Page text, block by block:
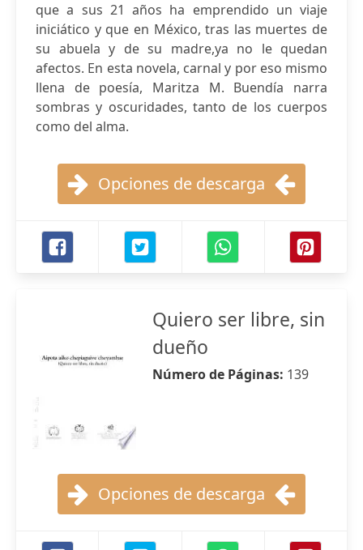
que a sus 21 años ha emprendido un viaje
iniciático y que en México, tras las muertes de
su abuela y de su madre,ya no le quedan
afectos. En esta novela, carnal y por eso mismo
llena de poesía, Maritza M. Buendía narra
sombras y oscuridades, tanto de los cuerpos
como del alma.
Opciones de descarga
Quiero ser libre, sin
dueño
Número de Páginas: 139
Opciones de descarga